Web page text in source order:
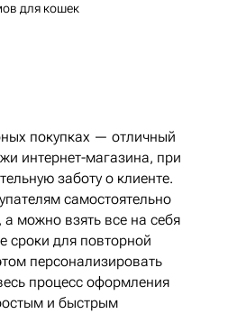
для кошек
покупках — отличный
интернет-магазина, при
заботу о клиенте.
самостоятельно
можно взять все на себя
сроки для повторной
персонализировать
процесс оформления
и быстрым